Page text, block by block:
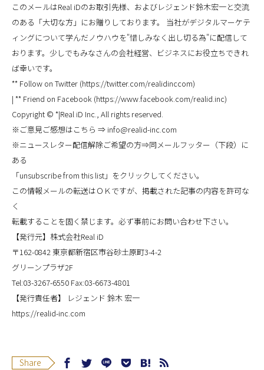
このメールはReal iDのお取引先様、およびレジェンド鈴木宏一と交流
のある「大切な方」にお贈りしております。 当社がデジタルマーケテ
ィングについて学んだノウハウを"惜しみなく出し切る為"に配信して
おります。少しでもみなさんの会社経営、ビジネスにお役立ちできれ
ば幸いです。
** Follow on Twitter (https://twitter.com/realidinccom)
| ** Friend on Facebook (https://www.facebook.com/realid.inc)
Copyright © *|Real iD Inc., All rights reserved.
※ご意見ご感想はこちら ⇒ info@realid-inc.com
※ニュースレター配信解除ご希望の方⇒同メールフッター（下段）に
ある
「unsubscribe from this list」をクリックしてください。
この情報メールの転送はＯＫですが、掲載された記事の内容を許可な
く
転載することを固く禁じます。必ず事前にお問い合わせ下さい。
【発行元】株式会社Real iD
〒162-0842 東京都新宿区市谷砂土原町3-4-2
グリーンプラザ2F
Tel:03-3267-6550 Fax:03-6673-4801
【発行責任者】 レジェンド 鈴木 宏一
https://realid-inc.com
Share